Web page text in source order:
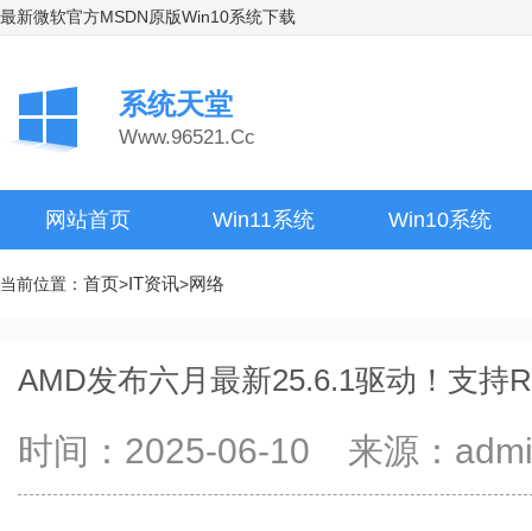
最新微软官方MSDN原版Win10系统下载
系统天堂
Www.96521.Cc
网站首页 Win11系统 Win10系统
当前位置： 首页>IT资讯>网络
AMD发布六月最新25.6.1驱动！支持
时间：2025-06-10 来源：